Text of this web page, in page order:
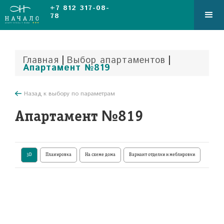
+7 812 317-08-
78
Главная | Выбор апартаментов |
Апартамент №819
Назад к выбору по параметрам
Апартамент №819
3D Планировка На схеме дома Вариант отделки и меблировки